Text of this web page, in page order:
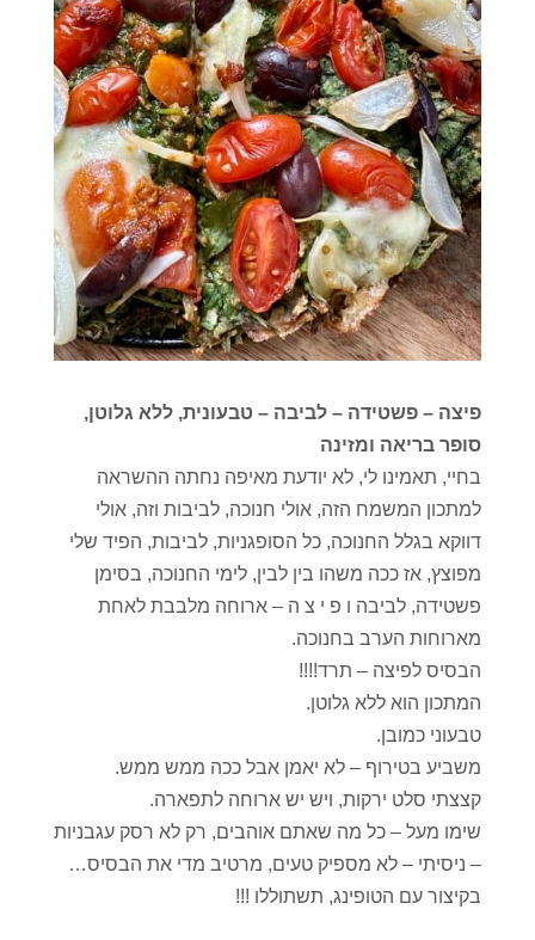
פיצה – פשטידה – לביבה – טבעונית, ללא גלוטן,
סופר בריאה ומזינה
בחיי, תאמינו לי, לא יודעת מאיפה נחתה ההשראה
למתכון המשמח הזה, אולי חנוכה, לביבות וזה, אולי
דווקא בגלל החנוכה, כל הסופגניות, לביבות, הפיד שלי
מפוצץ, אז ככה משהו בין לבין, לימי החנוכה, בסימן
פשטידה, לביבה ו פ י צ ה – ארוחה מלבבת לאחת
מארוחות הערב בחנוכה.
הבסיס לפיצה – תרד!!!!
המתכון הוא ללא גלוטן.
טבעוני כמובן.
משביע בטירוף – לא יאמן אבל ככה ממש ממש.
קצצתי סלט ירקות, ויש יש ארוחה לתפארה.
שימו מעל – כל מה שאתם אוהבים, רק לא רסק עגבניות
– ניסיתי – לא מספיק טעים, מרטיב מדי את הבסיס…
בקיצור עם הטופינג, תשתוללו !!!